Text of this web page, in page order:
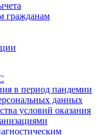
гражданам
в период пандемии
данных
условий оказания